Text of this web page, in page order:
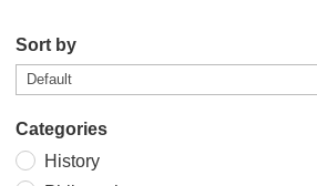
Sort by
Categories
History